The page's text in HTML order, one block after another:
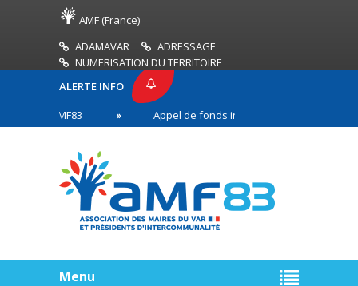
AMF (France)
ADAMAVAR
ADRESSAGE
NUMERISATION DU TERRITOIRE
ALERTE INFO
AMF83
Appel de fonds incendies de forêt
en première ligne
Menu